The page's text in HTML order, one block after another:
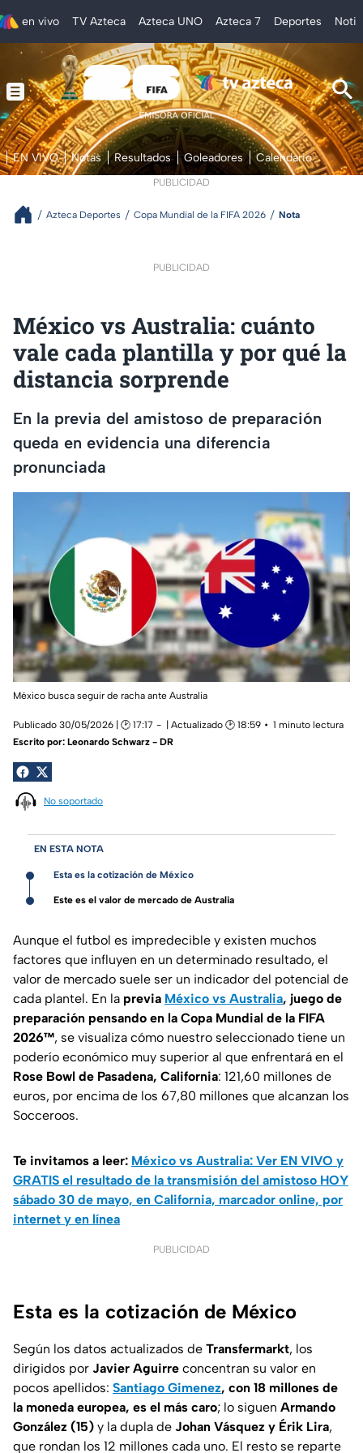
en vivo TV Azteca Azteca UNO Azteca 7 Deportes
EN VIVO Notas Resultados Goleadores Calendario
PUBLICIDAD
Azteca Deportes Copa Mundial de la FIFA 2026 Nota
PUBLICIDAD
México vs Australia: cuánto
vale cada plantilla y por qué la
distancia sorprende
En la previa del amistoso de preparación
queda en evidencia una diferencia
pronunciada
México busca seguir de racha ante Australia
Publicado 30/05/2026 | 🕑 17:17 | Actualizado 🕑 18:59
1 minuto lectura
Escrito por: Leonardo Schwarz - DR
No soportado
EN ESTA NOTA
Esta es la cotización de México
Este es el valor de mercado de Australia
Aunque el futbol es impredecible y existen muchos
factores que influyen en un determinado resultado, el
valor de mercado suele ser un indicador del potencial de
cada plantel. En la previa México vs Australia, juego de
preparación pensando en la Copa Mundial de la FIFA
2026™, se visualiza cómo nuestro seleccionado tiene un
poderío económico muy superior al que enfrentará en el
Rose Bowl de Pasadena, California: 121,60 millones de
euros, por encima de los 67,80 millones que alcanzan los
Socceroos.
Te invitamos a leer: México vs Australia: Ver EN VIVO y
GRATIS el resultado de la transmisión del amistoso HOY
sábado 30 de mayo, en California, marcador online, por
internet y en línea
PUBLICIDAD
Esta es la cotización de México
Según los datos actualizados de Transfermarkt, los
dirigidos por Javier Aguirre concentran su valor en
pocos apellidos: Santiago Gimenez, con 18 millones de
la moneda europea, es el más caro; lo siguen Armando
González (15) y la dupla de Johan Vásquez y Érik Lira,
que rondan los 12 millones cada uno. El resto se reparte